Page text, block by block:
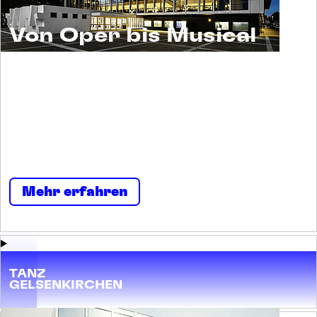
Von Oper bis Musical
Mehr erfahren
TANZ
GELSENKIRCHEN